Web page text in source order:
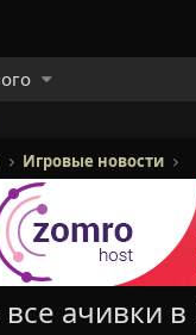
Игровые новости
ачивки